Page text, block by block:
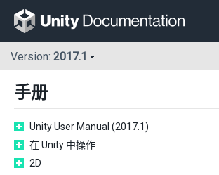
Version: 2017.1
手册
Unity User Manual (2017.1)
在 Unity 中操作
2D